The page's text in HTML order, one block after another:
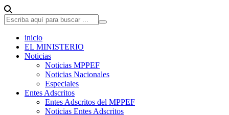
inicio
EL MINISTERIO
Noticias
Noticias MPPEF
Noticias Nacionales
Especiales
Entes Adscritos
Entes Adscritos del MPPEF
Noticias Entes Adscritos